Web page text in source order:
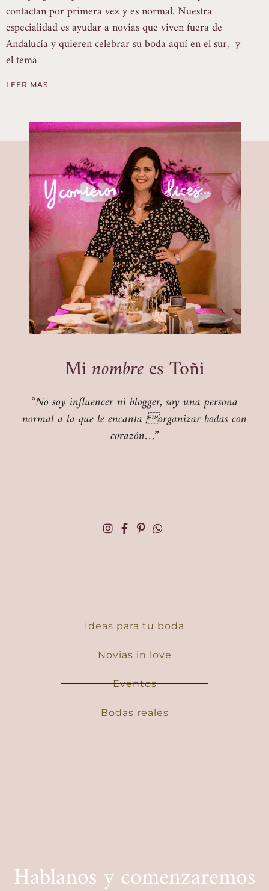
contactan por primera vez y es normal. Nuestra
especialidad es ayudar a novias que viven fuera de
Andalucía y quieren celebrar su boda aquí en el sur, y
el tema
LEER MÁS
Minombrees Toñi
“No soy influencer ni blogger, soy una persona
normal a la que le encanta organizar bodas con
corazón…”
Ideas para tu boda
Novias in love
Eventos
Bodas reales
Hablanos y comenzaremos